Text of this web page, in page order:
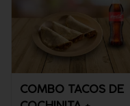
COMBO TACOS DE